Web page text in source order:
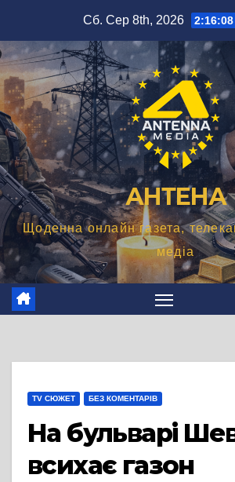
вмісту
Сб. Сер 8th, 2026 2:16:09
АНТЕНА
Щоденна онлайн газета,
медіа
TV СЮЖЕТ БЕЗ КОМЕНТАРІВ
На бульварі
всихає газон